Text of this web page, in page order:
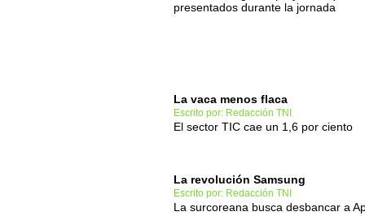
presentados durante la jornada
La vaca menos flaca
Escrito por: Redacción TNI
El sector TIC cae un 1,6 por ciento
La revolución Samsung
Escrito por: Redacción TNI
La surcoreana busca desbancar a